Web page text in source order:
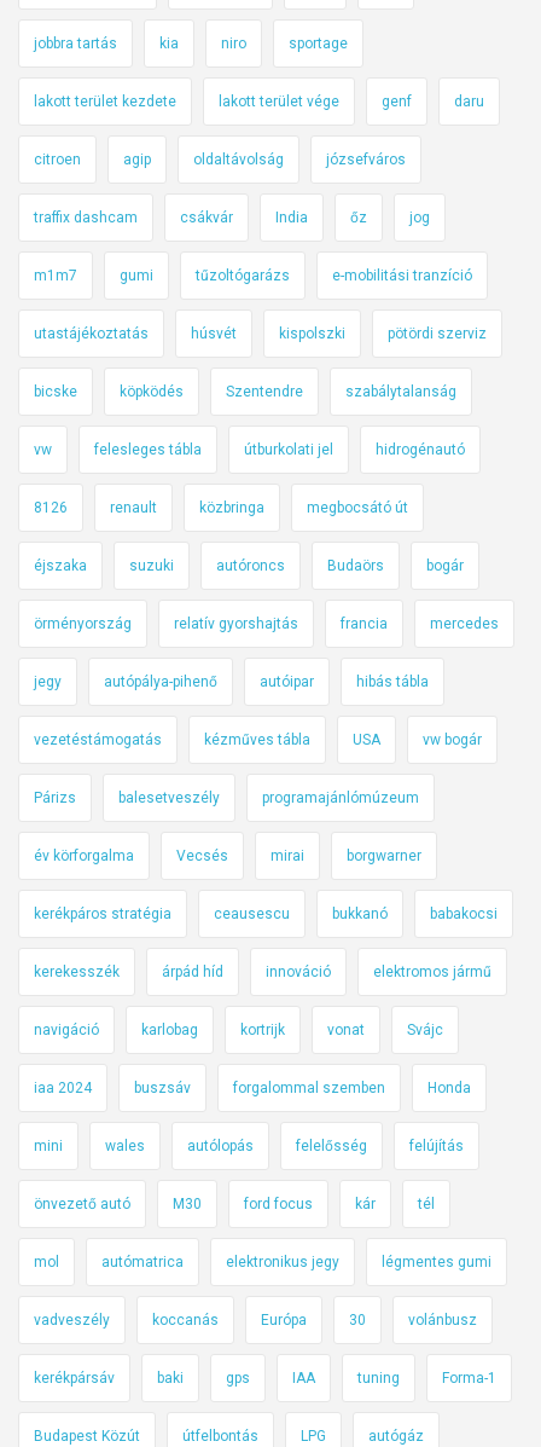
jobbra tartás kia niro sportage
lakott terület kezdete lakott terület vége genf daru
citroen agip oldaltávolság józsefváros
traffix dashcam csákvár India őz jog
m1m7 gumi tűzoltógarázs e-mobilitási tranzíció
utastájékoztatás húsvét kispolszki pötördi szerviz
bicske köpködés Szentendre szabálytalanság
vw felesleges tábla útburkolati jel hidrogénautó
8126 renault közbringa megbocsátó út
éjszaka suzuki autóroncs Budaörs bogár
örményország relatív gyorshajtás francia mercedes
jegy autópálya-pihenő autóipar hibás tábla
vezetéstámogatás kézműves tábla USA vw bogár
Párizs balesetveszély programajánlómúzeum
év körforgalma Vecsés mirai borgwarner
kerékpáros stratégia ceausescu bukkanó babakocsi
kerekesszék árpád híd innováció elektromos jármű
navigáció karlobag kortrijk vonat Svájc
iaa 2024 buszsáv forgalommal szemben Honda
mini wales autólopás felelősség felújítás
önvezető autó M30 ford focus kár tél
mol autómatrica elektronikus jegy légmentes gumi
vadveszély koccanás Európa 30 volánbusz
kerékpársáv baki gps IAA tuning Forma-1
Budapest Közút útfelbontás LPG autógáz